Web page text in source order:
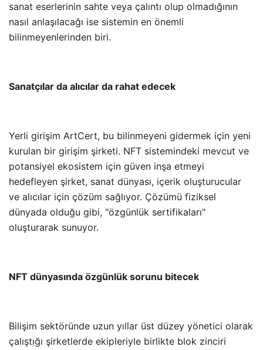
sanat eserlerinin sahte veya çalıntı olup olmadığının
nasıl anlaşılacağı ise sistemin en önemli
bilinmeyenlerinden biri.
Sanatçılar da alıcılar da rahat edecek
Yerli girişim ArtCert, bu bilinmeyeni gidermek için yeni
kurulan bir girişim şirketi. NFT sistemindeki mevcut ve
potansiyel ekosistem için güven inşa etmeyi
hedefleyen şirket, sanat dünyası, içerik oluşturucular
ve alıcılar için çözüm sağlıyor. Çözümü fiziksel
dünyada olduğu gibi, "özgünlük sertifikaları"
oluşturarak sunuyor.
NFT dünyasında özgünlük sorunu bitecek
Bilişim sektöründe uzun yıllar üst düzey yönetici olarak
çalıştığı şirketlerde ekipleriyle birlikte blok zinciri